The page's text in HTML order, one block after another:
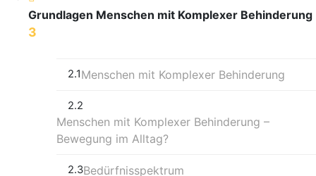
Grundlagen Menschen mit Komplexer Behinderung
3
2.1Menschen mit Komplexer Behinderung
2.2
Menschen mit Komplexer Behinderung –
Bewegung im Alltag?
2.3Bedürfnisspektrum